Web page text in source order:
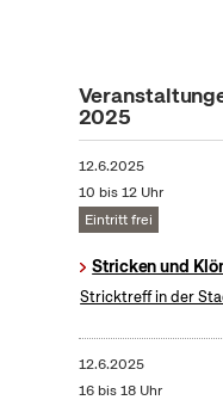
2025
12.6.2025
10 bis 12 Uhr
Eintritt frei
Stricken und
Stricktreff in der
12.6.2025
16 bis 18 Uhr